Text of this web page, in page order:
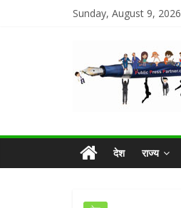
Sunday, August 9, 2026
देश राज्य